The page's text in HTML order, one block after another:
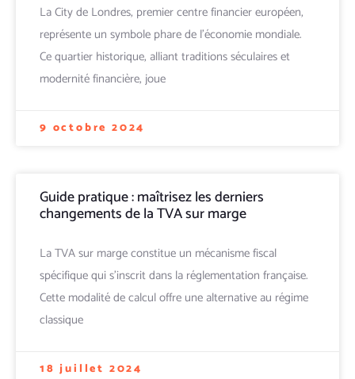
La City de Londres, premier centre financier européen,
représente un symbole phare de l'économie mondiale.
Ce quartier historique, alliant traditions séculaires et
modernité financière, joue
9 octobre 2024
Guide pratique : maîtrisez les derniers
changements de la TVA sur marge
La TVA sur marge constitue un mécanisme fiscal
spécifique qui s'inscrit dans la réglementation française.
Cette modalité de calcul offre une alternative au régime
classique
18 juillet 2024